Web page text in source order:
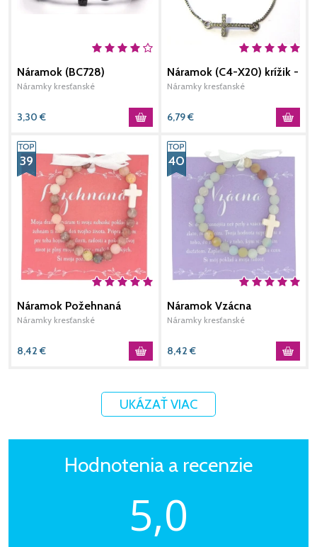
Náramok (BC728)
Náramky kresťanské
3,30 €
Náramok (C4-X20) krížik -
strieborný
Náramky kresťanské
6,79€
39
Náramok Požehnaná
Náramky kresťanské
8,42 €
40
Náramok Vzácna
Náramky kresťanské
8,42 €
UKÁZAŤ VIAC
Hodnotenia a recenzie
5,0